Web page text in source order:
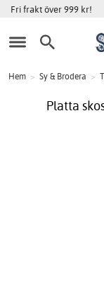
Fri frakt över 999 kr!
Hem > Sy & Brodera >
Platta